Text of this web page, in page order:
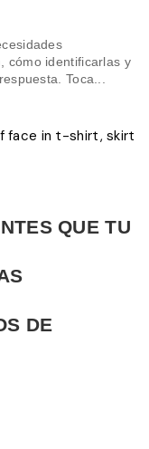
cómo identificarlas y
Toca...
QUE TU
DE